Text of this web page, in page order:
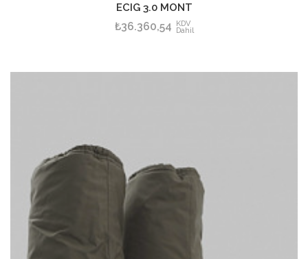
ECIG 3.0 MONT
₺36.360,54 KDV
Dahil